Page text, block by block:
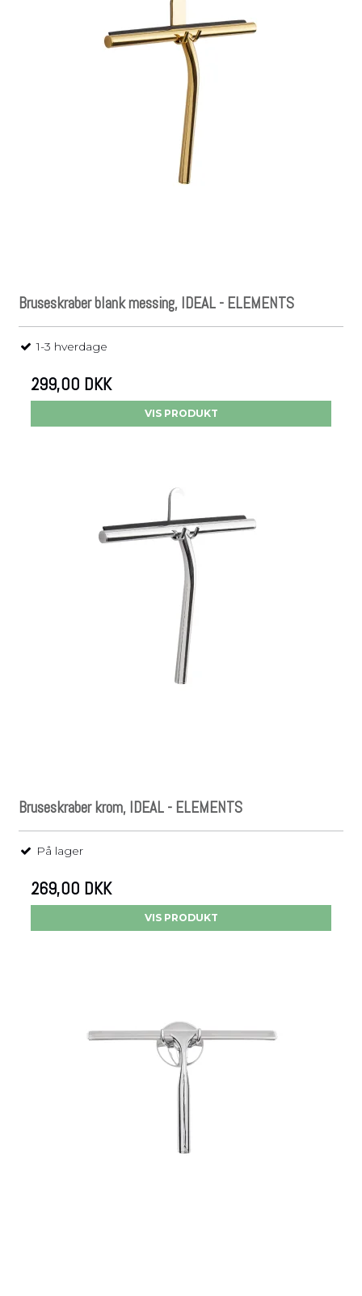
Bruseskraber blank messing, IDEAL - ELEMENTS
1-3 hverdage
299,00 DKK
VIS PRODUKT
Bruseskraber krom, IDEAL - ELEMENTS
På lager
269,00 DKK
VIS PRODUKT